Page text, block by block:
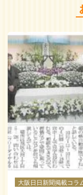
大阪日日新聞掲載コラ